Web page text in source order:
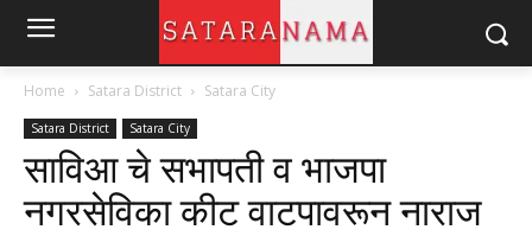
Home Satara District Satara City
Satara District Satara City
साविआ चे सभापती व भाजपा
नगरसेविका कीट वाटपावरून नाराज